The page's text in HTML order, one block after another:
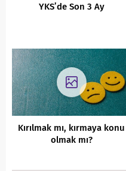
YKS’de Son 3 Ay
Kırılmak mı, kırmaya konu
olmak mı?